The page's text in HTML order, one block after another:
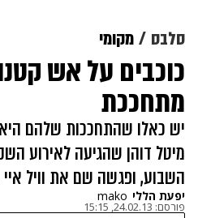
סלבס מקומי
כוכבים על אש
מתחככת
יש כאלו שהתחככות שלהם
מיטל דוהן שהגיעה לאירוע
השבוע, ופגשה שם את וויל איי
יפעת הללי mako
פורסם: 24.02.13, 15:15